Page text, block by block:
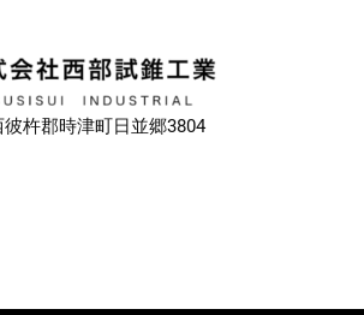
杵郡時津町日並郷3804